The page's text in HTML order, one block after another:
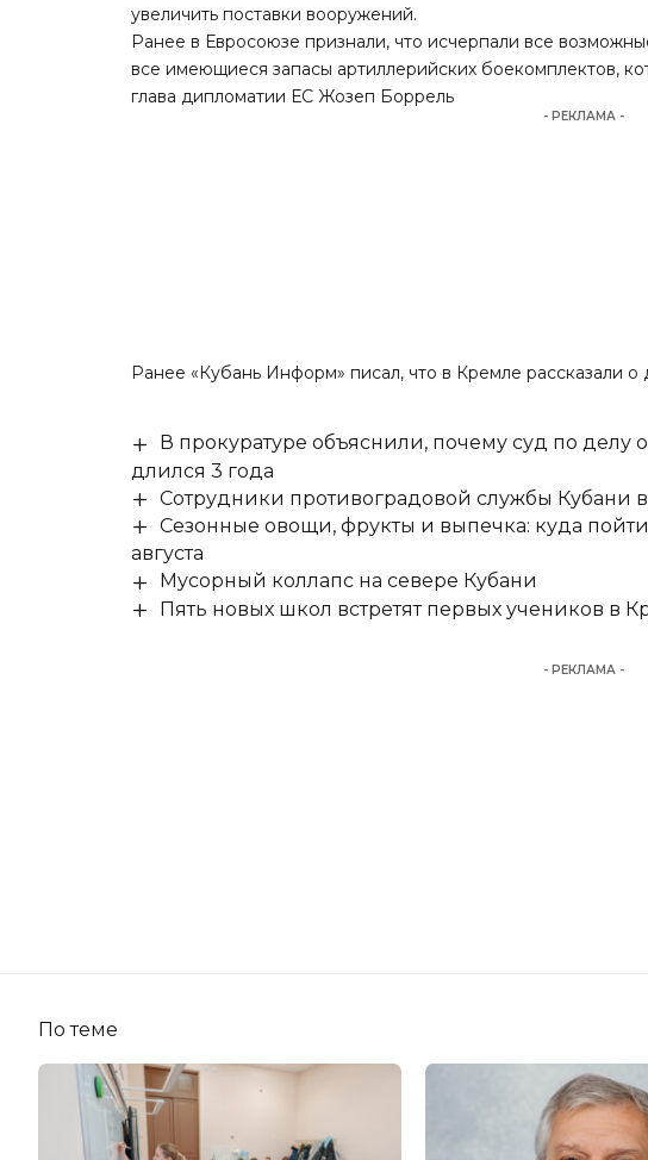
увеличить поставки вооружений.
Ранее в Евросоюзе признали, что исчерпали все
все имеющиеся запасы артиллерийских боекомплектов,
глава дипломатии ЕС Жозеп Боррель
- РЕКЛАМА -
Ранее «Кубань Информ» писал, что в Кремле рассказали
В прокуратуре объяснили, почему суд по делу
длился 3 года
Сотрудники противоградовой службы Кубани
Сезонные овощи, фрукты и выпечка: куда
августа
Мусорный коллапс на севере Кубани
Пять новых школ встретят первых учеников в
- РЕКЛАМА -
По теме